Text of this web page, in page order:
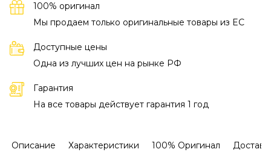
100% оригинал
Мы продаем только оригинальные товары из EC
Доступные цены
Одна из лучших цен на рынке РФ
Гарантия
На все товары действует гарантия 1 год
Описание Характеристики 100% Оригинал